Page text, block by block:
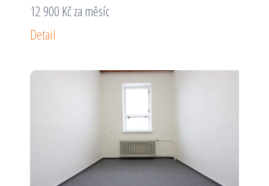
12 900 Kč za měsíc
Detail